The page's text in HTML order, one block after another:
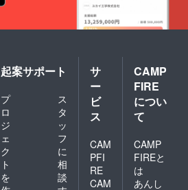
起案サポート
プ
ロ
ジ
ェ
ク
ト
を
ス
タ
ッ
フ
に
相
談
サ
ー
ビ
ス
CAM
PFI
RE
CAM
CAMP
FIRE
につい
て
CAMP
FIREと
は
あんし